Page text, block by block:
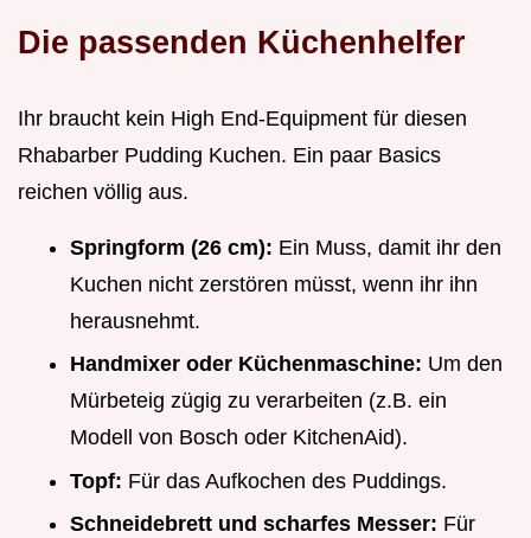
Die passenden Küchenhelfer
Ihr braucht kein High End-Equipment für diesen
Rhabarber Pudding Kuchen. Ein paar Basics
reichen völlig aus.
Springform (26 cm): Ein Muss, damit ihr den
Kuchen nicht zerstören müsst, wenn ihr ihn
herausnehmt.
Handmixer oder Küchenmaschine: Um den
Mürbeteig zügig zu verarbeiten (z.B. ein
Modell von Bosch oder KitchenAid).
Topf: Für das Aufkochen des Puddings.
Schneidebrett und scharfes Messer: Für